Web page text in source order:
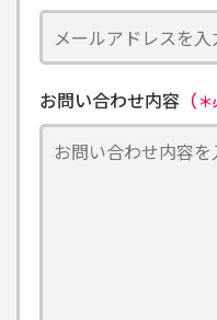
お問い合わせ内容 （